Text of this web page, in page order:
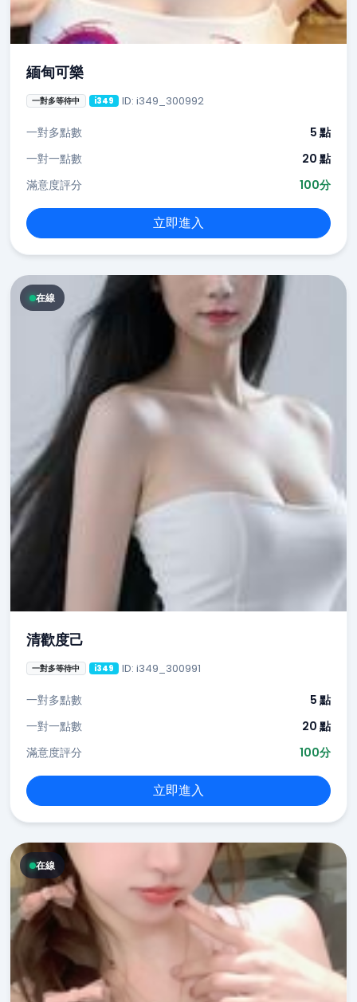
緬甸可樂
一對多等待中 i349 ID: i349_300992
一對多點數
5 點
一對一點數
20 點
滿意度評分
100分
立即進入
在線
清歡度己
一對多等待中 i349 ID: i349_300991
一對多點數
5 點
一對一點數
20 點
滿意度評分
100分
立即進入
在線